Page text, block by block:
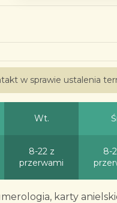
w sprawie ustalenia
Wt.
8-22 z
przerwami
8-
karty